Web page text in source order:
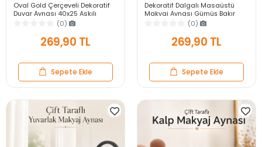
Oval Gold Çerçeveli Dekoratif
Duvar Aynası 40x25 Askılı
Modern Salon Antre Banyo
Yatak Odası Aynası
(0)
269,90 TL
Sepete Ekle
Dekoratif Dalgalı Masaüstü
Makyaj Aynası Gümüş Bakır
Çerçeveli Modern Yakın Duvar
(0)
269,90 TL
Sepete Ekle